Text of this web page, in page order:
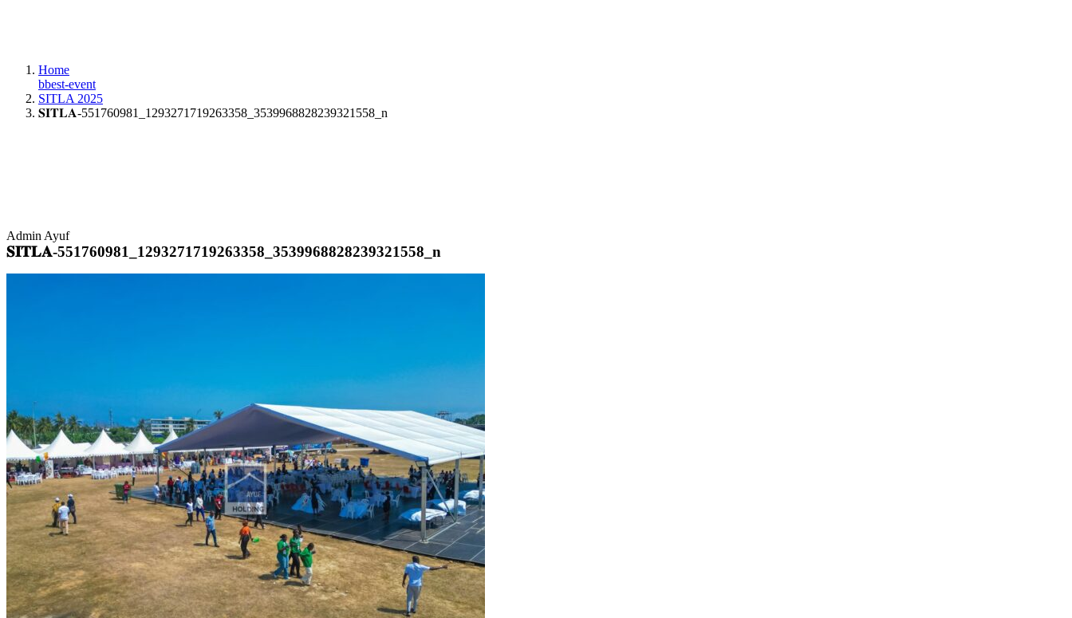
Home
bbest-event
SITLA 2025
𝐒𝐈𝐓𝐋𝐀-551760981_1293271719263358_3539968828239321558_n
Admin Ayuf
𝐒𝐈𝐓𝐋𝐀-551760981_1293271719263358_3539968828239321558_n